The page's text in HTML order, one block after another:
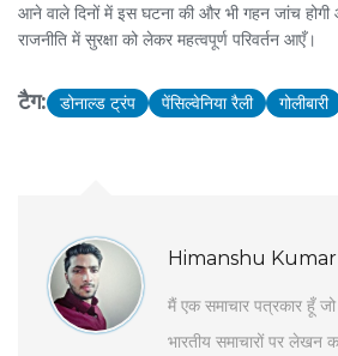
आने वाले दिनों में इस घटना की और भी गहन जांच
राजनीति में सुरक्षा को लेकर महत्वपूर्ण परिवर्तन आएँ।
टैग: डोनाल्ड ट्रंप पेंसिल्वेनिया रैली गोलीबारी
Himanshu Kumar
मैं एक समाचार पत्रकार हूँ
भारतीय समाचारों पर लेखन